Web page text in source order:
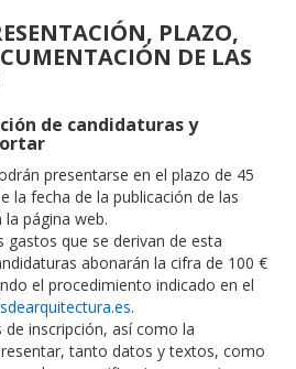
PLAZO,
DE LAS
de candidaturas y
presentarse en el plazo de 45
la fecha de la publicación de las
página web.
gastos que se derivan de esta
abonarán la cifra de 100 €
el procedimiento indicado en el
.
inscripción, así como la
tanto datos y textos, como